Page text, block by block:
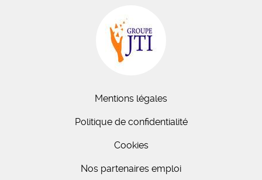
Mentions légales
Politique de confidentialité
Cookies
Nos partenaires emploi